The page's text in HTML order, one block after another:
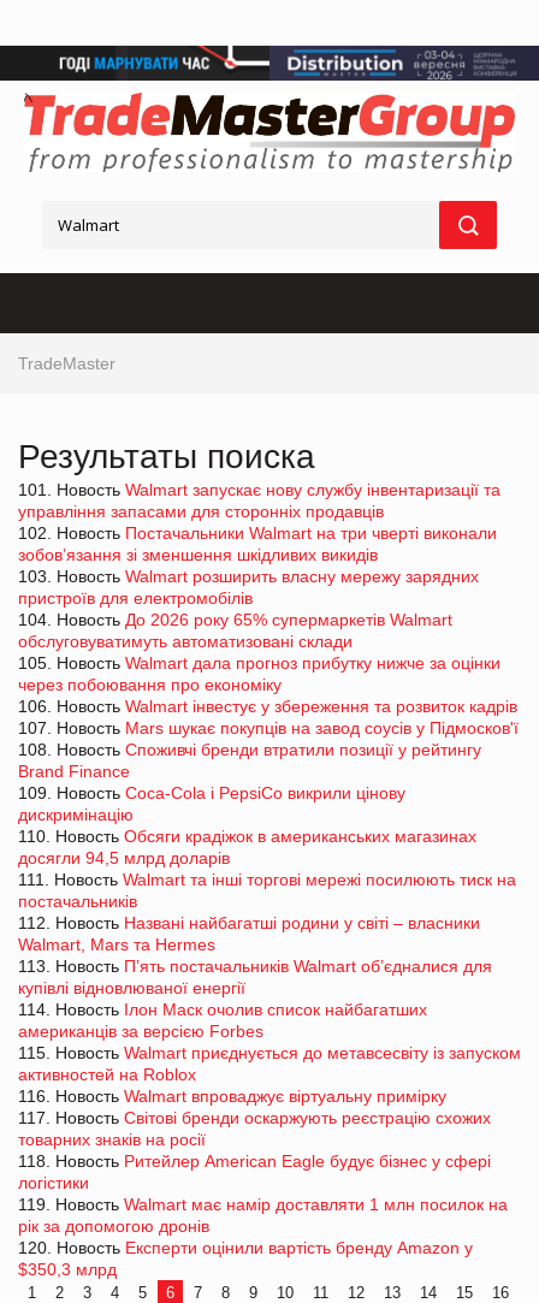
TradeMaster
Результаты поиска
101. Новость Walmart запускає нову службу інвентаризації та
управління запасами для сторонніх продавців
102. Новость Постачальники Walmart на три чверті виконали
зобов’язання зі зменшення шкідливих викидів
103. Новость Walmart розширить власну мережу зарядних
пристроїв для електромобілів
104. Новость До 2026 року 65% супермаркетів Walmart
обслуговуватимуть автоматизовані склади
105. Новость Walmart дала прогноз прибутку нижче за оцінки
через побоювання про економіку
106. Новость Walmart інвестує у збереження та розвиток кадрів
107. Новость Mars шукає покупців на завод соусів у Підмосков'ї
108. Новость Споживчі бренди втратили позиції у рейтингу
Brand Finance
109. Новость Coca-Cola і PepsiCo викрили цінову
дискримінацію
110. Новость Обсяги крадіжок в американських магазинах
досягли 94,5 млрд доларів
111. Новость Walmart та інші торгові мережі посилюють тиск на
постачальників
112. Новость Названі найбагатші родини у світі – власники
Walmart, Mars та Hermes
113. Новость П’ять постачальників Walmart об’єдналися для
купівлі відновлюваної енергії
114. Новость Ілон Маск очолив список найбагатших
американців за версією Forbes
115. Новость Walmart приєднується до метавсесвіту із запуском
активностей на Roblox
116. Новость Walmart впроваджує віртуальну примірку
117. Новость Світові бренди оскаржують реєстрацію схожих
товарних знаків на росії
118. Новость Ритейлер American Eagle будує бізнес у сфері
логістики
119. Новость Walmart має намір доставляти 1 млн посилок на
рік за допомогою дронів
120. Новость Експерти оцінили вартість бренду Amazon у
$350,3 млрд
1 2 3 4 5 6 7 8 9 10 11 12 13 14 15
16